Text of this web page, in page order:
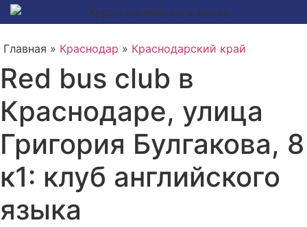
Главная » Краснодар » Краснодарский край
Red bus club в
Краснодаре, улица
Григория Булгакова, 8
к1: клуб английского
языка